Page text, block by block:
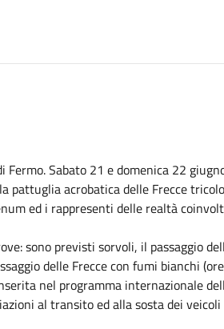
Sabato 21 e domenica 22
pattuglia acrobatica delle Frecce
ed i rappresenti delle realtà
sono previsti sorvoli, il passaggio
delle Frecce con fumi bianchi
nel programma internazionale
al transito ed alla sosta dei